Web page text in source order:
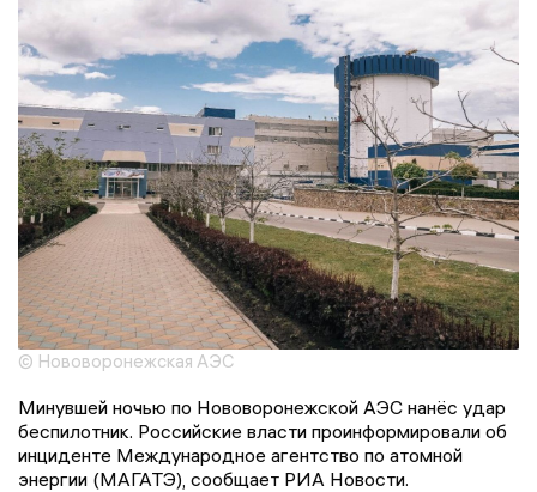
© Нововоронежская АЭС
Минувшей ночью по Нововоронежской АЭС нанёс удар
беспилотник. Российские власти проинформировали об
инциденте Международное агентство по атомной
энергии (МАГАТЭ), сообщает РИА Новости.